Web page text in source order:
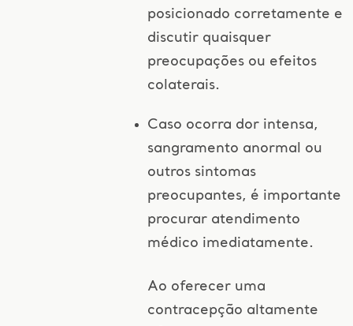
posicionado corretamente e
discutir quaisquer
preocupações ou efeitos
colaterais.
Caso ocorra dor intensa,
sangramento anormal ou
outros sintomas
preocupantes, é importante
procurar atendimento
médico imediatamente.
Ao oferecer uma
contracepção altamente